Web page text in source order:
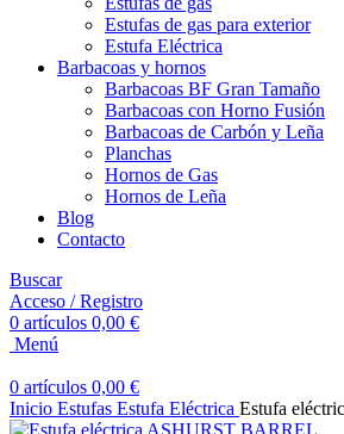
Estufas de gas para exterior
Estufa Eléctrica
Barbacoas y hornos
Barbacoas BF Gran Tamaño
Barbacoas con Horno Fusión
Barbacoas de Carbón y Leña
Planchas
Hornos de Gas
Hornos de Leña
Blog
Contacto
Buscar
Acceso / Registro
0 artículos 0,00 €
Menú
0 artículos 0,00 €
Inicio Estufas Estufa Eléctrica Estufa